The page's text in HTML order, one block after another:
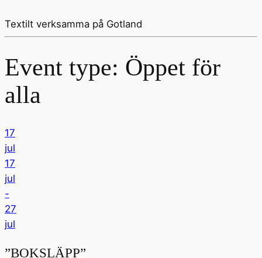
Textilt verksamma på Gotland
Event type: Öppet för
alla
17
jul
17
jul
-
27
jul
”BOKSLÄPP”